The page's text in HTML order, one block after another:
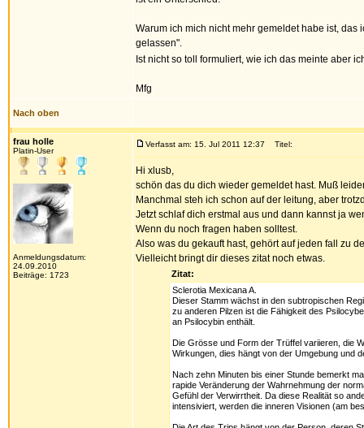
Warum ich mich nicht mehr gemeldet habe ist,
gelassen".
Ist nicht so toll formuliert, wie ich das meinte aber
Mfg
Nach oben
frau holle
Platin-User
Anmeldungsdatum:
24.09.2010
Beiträge: 1723
Verfasst am: 15. Jul 2011 12:37 Titel:
Hi xlusb,
schön das du dich wieder gemeldet hast. Muß
Manchmal steh ich schon auf der leitung, aber
Jetzt schlaf dich erstmal aus und dann kannst ja
Wenn du noch fragen haben solltest.
Also was du gekauft hast, gehört auf jeden fall zu
Vielleicht bringt dir dieses zitat noch etwas.
Zitat:
Sclerotia Mexicana A.
Dieser Stamm wächst in den subtropischen
zu anderen Pilzen ist die Fähigkeit des
an Psilocybin enthält.
Die Grösse und Form der Trüffel variieren, die
Wirkungen, dies hängt von der Umgebung und
Nach zehn Minuten bis einer Stunde bemerkt
rapide Veränderung der Wahrnehmung der
Gefühl der Verwirrtheit. Da diese Realität so
intensiviert, werden die inneren Visionen (am